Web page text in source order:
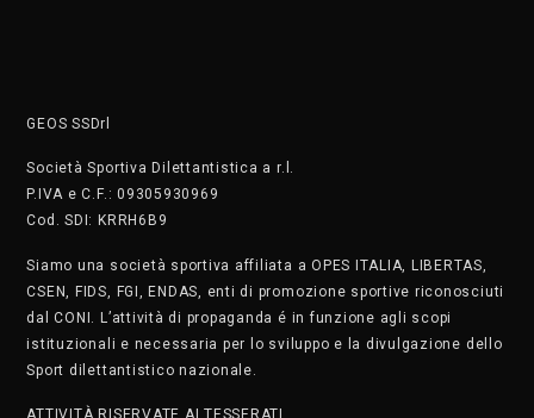
GEOS SSDrl
Società Sportiva Dilettantistica a r.l.
P.IVA e C.F.: 09305930969
Cod. SDI: KRRH6B9
Siamo una società sportiva affiliata a OPES ITALIA, LIBERTAS,
CSEN, FIDS, FGI, ENDAS, enti di promozione sportive riconosciuti
dal CONI. L’attività di propaganda é in funzione agli scopi
istituzionali e necessaria per lo sviluppo e la divulgazione dello
Sport dilettantistico nazionale.